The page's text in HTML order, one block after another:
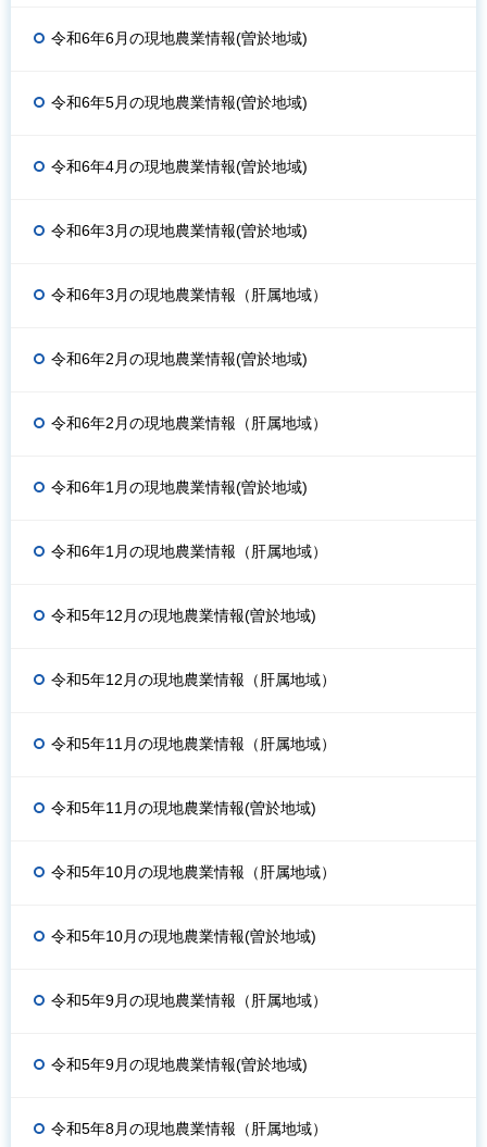
令和6年6月の現地農業情報(曽於地域)
令和6年5月の現地農業情報(曽於地域)
令和6年4月の現地農業情報(曽於地域)
令和6年3月の現地農業情報(曽於地域)
令和6年3月の現地農業情報（肝属地域）
令和6年2月の現地農業情報(曽於地域)
令和6年2月の現地農業情報（肝属地域）
令和6年1月の現地農業情報(曽於地域)
令和6年1月の現地農業情報（肝属地域）
令和5年12月の現地農業情報(曽於地域)
令和5年12月の現地農業情報（肝属地域）
令和5年11月の現地農業情報（肝属地域）
令和5年11月の現地農業情報(曽於地域)
令和5年10月の現地農業情報（肝属地域）
令和5年10月の現地農業情報(曽於地域)
令和5年9月の現地農業情報（肝属地域）
令和5年9月の現地農業情報(曽於地域)
令和5年8月の現地農業情報（肝属地域）